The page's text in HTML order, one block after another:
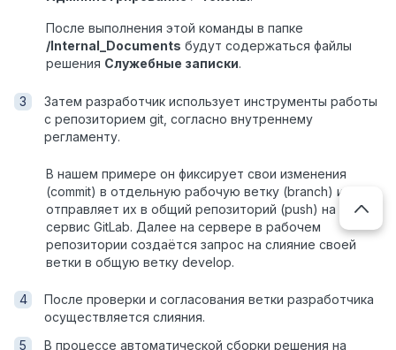
После выполнения этой команды в папке
/Internal_Documents будут содержаться файлы
решения Служебные записки.
Затем разработчик использует инструменты работы
с репозиторием git, согласно внутреннему
регламенту.
В нашем примере он фиксирует свои изменения
(commit) в отдельную рабочую ветку (branch) и
отправляет их в общий репозиторий (push) на
сервис GitLab. Далее на сервере в рабочем
репозитории создаётся запрос на слияние своей
ветки в общую ветку develop.
После проверки и согласования ветки разработчика
осуществляется слияния.
В процессе автоматической сборки решения на